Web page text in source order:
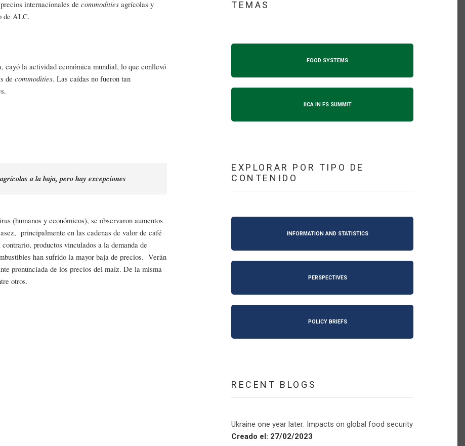
internacionales de commodities agrícolas y
de ALC.
la actividad económica mundial, lo que conllevó
de commodities. Las caídas no fueron tan
a la baja, pero hay excepciones
(humanos y económicos), se observaron aumentos
principalmente en las cadenas de valor de café
productos vinculados a la demanda de
han sufrido la mayor baja de precios. Verán
pronunciada de los precios del maíz. De la misma
otros.
TEMAS
FOOD SYSTEMS
IICA IN FS SUMMIT
EXPLORAR POR TIPO DE
CONTENIDO
INFORMATION AND STATISTICS
PERSPECTIVES
POLICY BRIEFS
RECENT BLOGS
Ukraine one year later: Impacts on global food security
Creado el: 27/02/2023